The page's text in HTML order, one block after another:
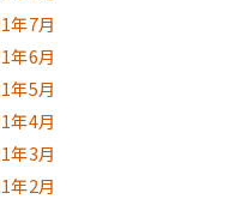
年7月
年6月
年5月
年4月
年3月
年2月